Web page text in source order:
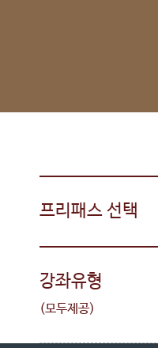
프리패스 선택
강좌유형
(모두제공)